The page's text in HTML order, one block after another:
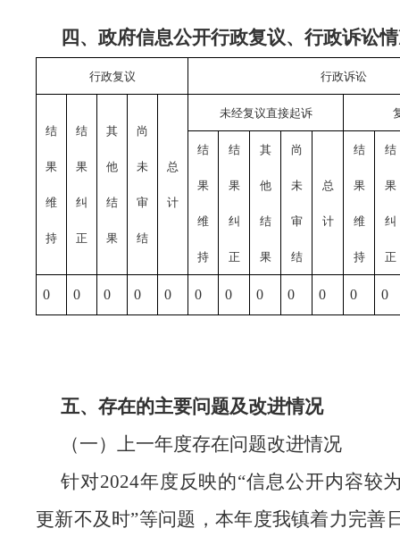
四、政府信息公开行政复议、行政诉讼
行政复议 行政诉讼
结
果
维
持
结
果
纠
正
其
他
结
果
尚
未
审
结
总
计
未经复议直接起诉
结
果
维
持
结
果
纠
正
其
他
结
果
尚
未
审
结
总
计
结
果
维
持
结
果
纠
正
0 0 0 0 0 0 0 0 0 0 0 0
五、存在的主要问题及改进情况
（一）上一年度存在问题改进情况
针对2024年度反映的“信息公开内容较
更新不及时”等问题，本年度我镇着力完善